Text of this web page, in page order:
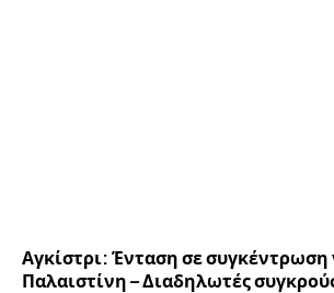
Αγκίστρι: Ένταση σε συγκέντρωση
Παλαιστίνη – Διαδηλωτές